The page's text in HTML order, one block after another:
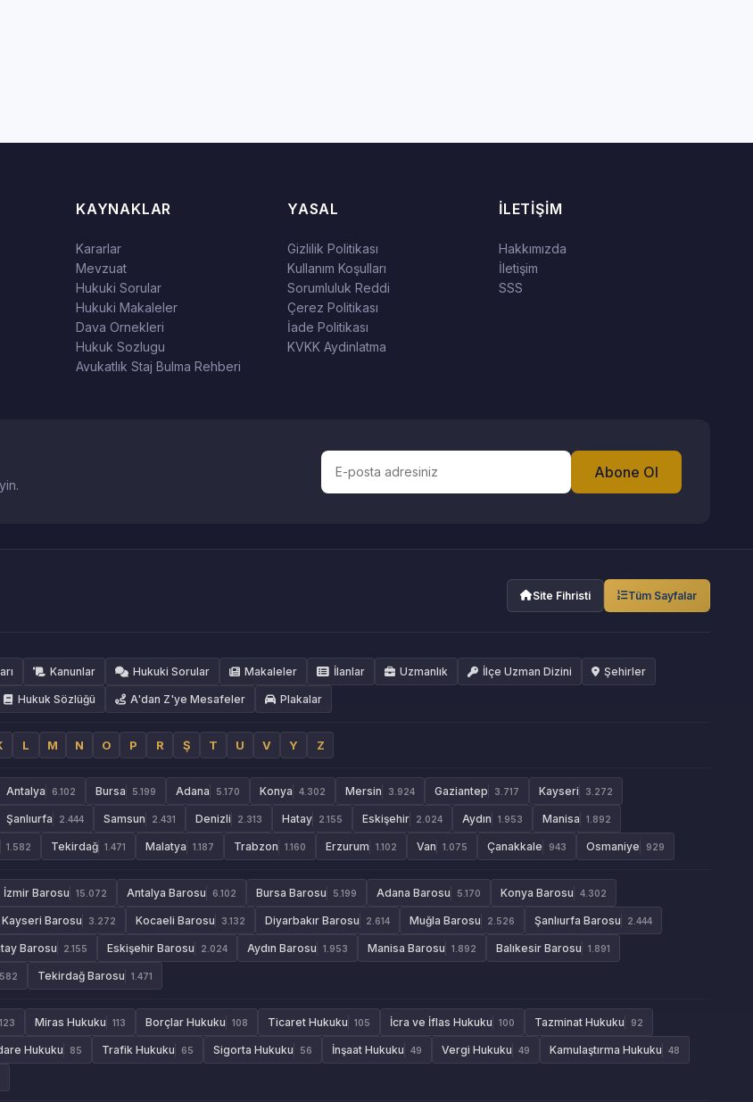
KAYNAKLAR
Kararlar
Mevzuat
Hukuki Sorular
Hukuki Makaleler
Dava Ornekleri
Hukuk Sozlugu
Avukatlık Staj Bulma Rehberi
YASAL
Gizlilik Politikası
Kullanım Koşulları
Sorumluluk Reddi
Çerez Politikası
İade Politikası
KVKK Aydinlatma
İLETIŞIM
Hakkımızda
İletişim
SSS
Abone Ol
Site Fihristi Tüm Sayfalar
Kanunlar Hukuki Sorular Makaleler İlanlar Uzmanlık İlçe Uzman Dizini Şehirler
Hukuk Sözlüğü A'dan Z'ye Mesafeler Plakalar
L M N O P R Ş T U V Y Z
Antalya 6.102 Bursa 5.199 Adana 5.170 Konya 4.302 Mersin 3.924 Gaziantep 3.717 Kayseri 3.272
Şanlıurfa 2.444 Samsun 2.431 Denizli 2.313 Hatay 2.155 Eskişehir 2.024 Aydın 1.953 Manisa 1.892
1.582 Tekirdağ 1.471 Malatya 1.187 Trabzon 1.160 Erzurum 1.102 Van 1.075 Çanakkale 943 Osmaniye 929
İzmir Barosu 15.072 Antalya Barosu 6.102 Bursa Barosu 5.199 Adana Barosu 5.170 Konya Barosu 4.302
Kayseri Barosu 3.272 Kocaeli Barosu 3.132 Diyarbakır Barosu 2.614 Muğla Barosu 2.526 Şanlıurfa Barosu 2.444
Barosu 2.155 Eskişehir Barosu 2.024 Aydın Barosu 1.953 Manisa Barosu 1.892 Balıkesir Barosu 1.891
Tekirdağ Barosu 1.471
123 Miras Hukuku 113 Borçlar Hukuku 108 Ticaret Hukuku 105 İcra ve İflas Hukuku 100 Tazminat Hukuku 92
Hukuku 85 Trafik Hukuku 65 Sigorta Hukuku 56 İnşaat Hukuku 49 Vergi Hukuku 49 Kamulaştırma Hukuku 48